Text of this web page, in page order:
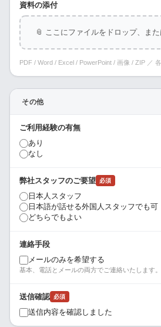
資料の添付
📎 ここにファイルをドロップ、また
PDF / Word / Excel / PowerPoint / 画像 / ZIP ／
その他
ご利用経験の有無
あり
なし
弊社スタッフのご要望 必須
日本人スタッフ
日本語が話せる外国人スタッフでも可
どちらでもよい
連絡手段
メールのみを希望する
基本、電話とメールの両方でご連絡いたします。
送信確認 必須
送信内容を確認しました